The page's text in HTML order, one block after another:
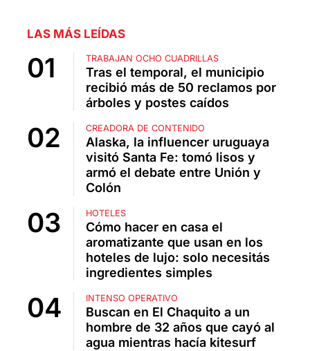
LAS MÁS LEÍDAS
TRABAJAN OCHO CUADRILLAS
Tras el temporal, el municipio
recibió más de 50 reclamos por
árboles y postes caídos
CREADORA DE CONTENIDO
Alaska, la influencer uruguaya
visitó Santa Fe: tomó lisos y
armó el debate entre Unión y
Colón
HOTELES
Cómo hacer en casa el
aromatizante que usan en los
hoteles de lujo: solo necesitás
ingredientes simples
INTENSO OPERATIVO
Buscan en El Chaquito a un
hombre de 32 años que cayó al
agua mientras hacía kitesurf